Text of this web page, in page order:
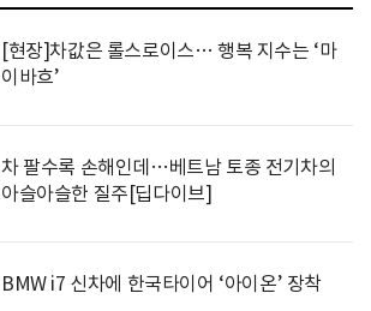
[현장]차값은 롤스로이스… 행복 지수는 ‘마
이바흐’
차 팔수록 손해인데…베트남 토종 전기차의
아슬아슬한 질주[딥다이브]
BMW i7 신차에 한국타이어 ‘아이온’ 장착